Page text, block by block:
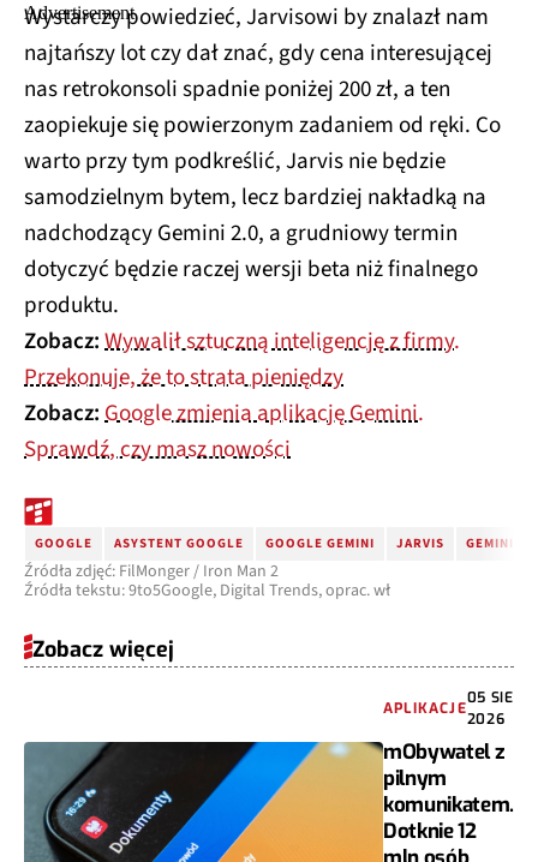
Wystarczy powiedzieć, Jarvisowi by znalazł nam
najtańszy lot czy dał znać, gdy cena interesującej
nas retrokonsoli spadnie poniżej 200 zł, a ten
zaopiekuje się powierzonym zadaniem od ręki. Co
warto przy tym podkreślić, Jarvis nie będzie
samodzielnym bytem, lecz bardziej nakładką na
nadchodzący Gemini 2.0, a grudniowy termin
dotyczyć będzie raczej wersji beta niż finalnego
produktu.
Zobacz:Wywalił sztuczną inteligencję z firmy.
Przekonuje, że to strata pieniędzy
Zobacz:Google zmienia aplikację Gemini.
Sprawdź, czy masz nowości
GOOGLE ASYSTENT GOOGLE GOOGLE GEMINI JARVIS GEMINI 2.0
Źródła zdjęć: FilMonger / Iron Man 2
Źródła tekstu: 9to5Google, Digital Trends, oprac. wł
Zobacz więcej
APLIKACJE
05 SIE
2026
mObywatel z
pilnym
komunikatem.
Dotknie 12